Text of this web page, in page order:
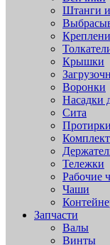
Штанги и
Крышки
Воронки
Насадки
Сита
Протирки
Тележки
Рабочие
Чаши
Запчасти
Валы
Винты